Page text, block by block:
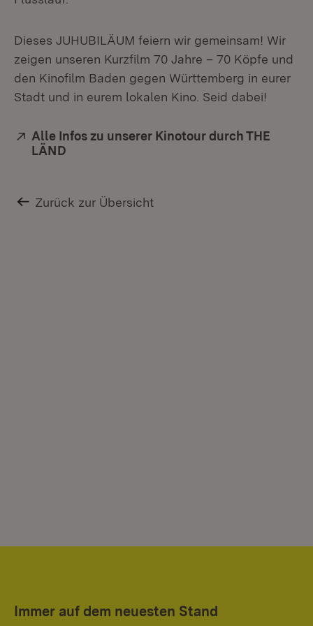
Dieses JUHUBILÄUM feiern wir gemeinsam! Wir
zeigen unseren Kurzfilm 70 Jahre – 70 Köpfe und
den Kinofilm Baden gegen Württemberg in eurer
Stadt und in eurem lokalen Kino. Seid dabei!
Extern:
Alle Infos zu unserer Kinotour durch THE
LÄND
Zurück zur Übersicht
Immer auf dem neuesten Stand